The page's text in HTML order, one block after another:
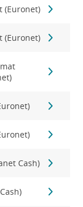
(Euronet)
(Euronet)
Cash)